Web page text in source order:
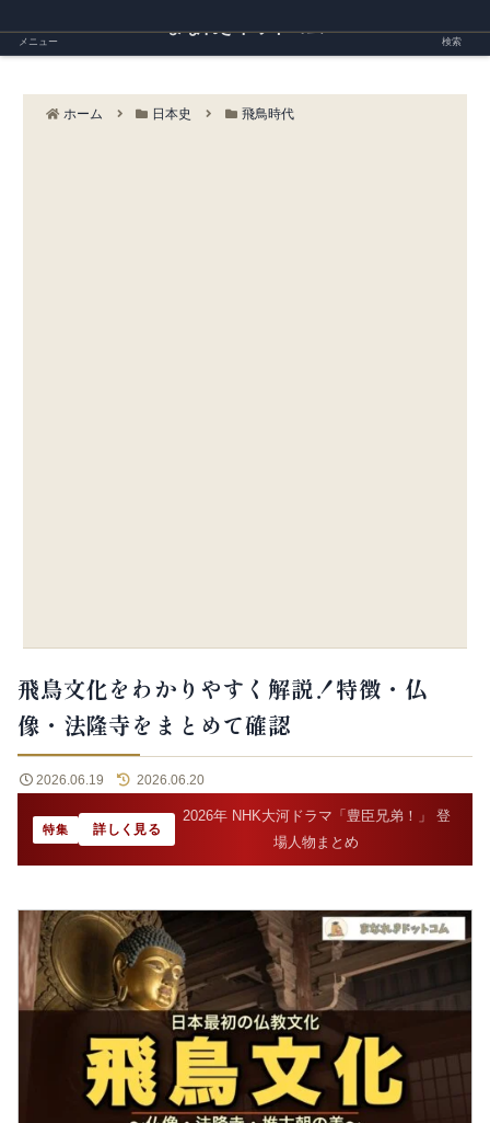
ホーム 日本史 飛鳥時代
飛鳥文化をわかりやすく解説！特徴・仏
像・法隆寺をまとめて確認
2026.06.19 2026.06.20
特集 詳しく見る
2026年 NHK大河ドラマ「豊臣兄弟！」 登
場人物まとめ
メニュー 検索